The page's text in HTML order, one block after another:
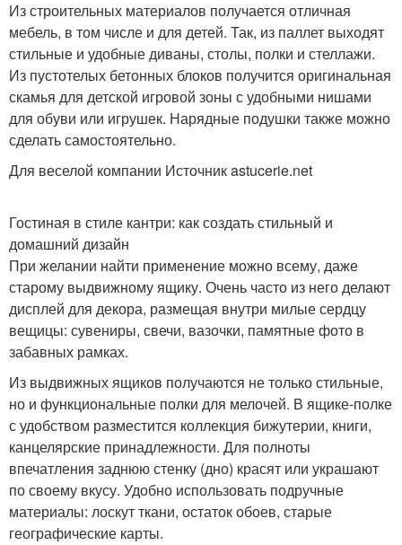
Из строительных материалов получается отличная
мебель, в том числе и для детей. Так, из паллет выходят
стильные и удобные диваны, столы, полки и стеллажи.
Из пустотелых бетонных блоков получится оригинальная
скамья для детской игровой зоны с удобными нишами
для обуви или игрушек. Нарядные подушки также можно
сделать самостоятельно.
Для веселой компании Источник astucerie.net
Гостиная в стиле кантри: как создать стильный и
домашний дизайн
При желании найти применение можно всему, даже
старому выдвижному ящику. Очень часто из него делают
дисплей для декора, размещая внутри милые сердцу
вещицы: сувениры, свечи, вазочки, памятные фото в
забавных рамках.
Из выдвижных ящиков получаются не только стильные,
но и функциональные полки для мелочей. В ящике-полке
с удобством разместится коллекция бижутерии, книги,
канцелярские принадлежности. Для полноты
впечатления заднюю стенку (дно) красят или украшают
по своему вкусу. Удобно использовать подручные
материалы: лоскут ткани, остаток обоев, старые
географические карты.